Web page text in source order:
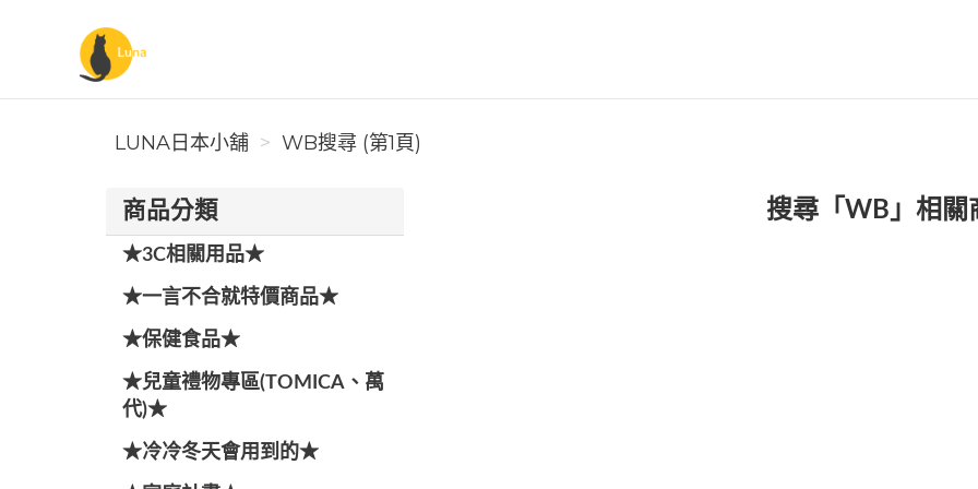
Luna日本小舖
LUNA日本小舖 WB搜尋 (第1頁)
商品分類
★3C相關用品★
★一言不合就特價商品★
★保健食品★
★兒童禮物專區(TOMICA、萬
代)★
★冷冷冬天會用到的★
搜尋「WB」相關